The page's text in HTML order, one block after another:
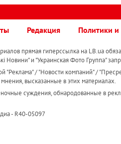
Редакция Политики и
прямая гиперссылка на LB.ua
Новини" и "Украинская Фото Группа"
"Реклама" / "Новости компаний" /
мнения, высказанные в этих материалах.
суждения, обнародованные в
- R40-05097